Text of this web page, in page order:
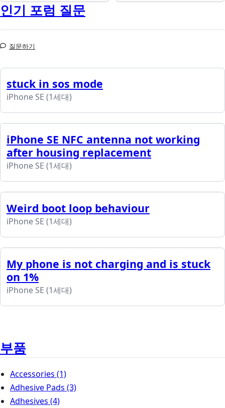
인기 포럼 질문
질문하기
stuck in sos mode
iPhone SE (1세대)
iPhone SE NFC antenna not working
after housing replacement
iPhone SE (1세대)
Weird boot loop behaviour
iPhone SE (1세대)
My phone is not charging and is stuck
on 1%
iPhone SE (1세대)
부품
Accessories (1)
Adhesive Pads (3)
Adhesives (4)